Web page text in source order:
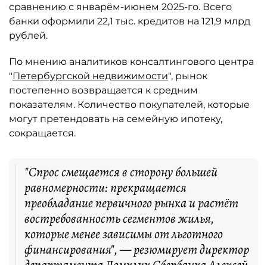
сравнению с январём-июнем 2025-го. Всего
банки оформили 22,1 тыс. кредитов на 121,9 млрд
рублей.
По мнению аналитиков консалтингового центра
"Петербургской недвижимости", рынок
постепенно возвращается к средним
показателям. Количество покупателей, которые
могут претендовать на семейную ипотеку,
сокращается.
"Спрос смещается в сторону большей
равномерности: прекращается
преобладание первичного рынка и растёт
востребованность сегментов жилья,
которые менее зависимы от льготного
финансирования", — резюмирует директор